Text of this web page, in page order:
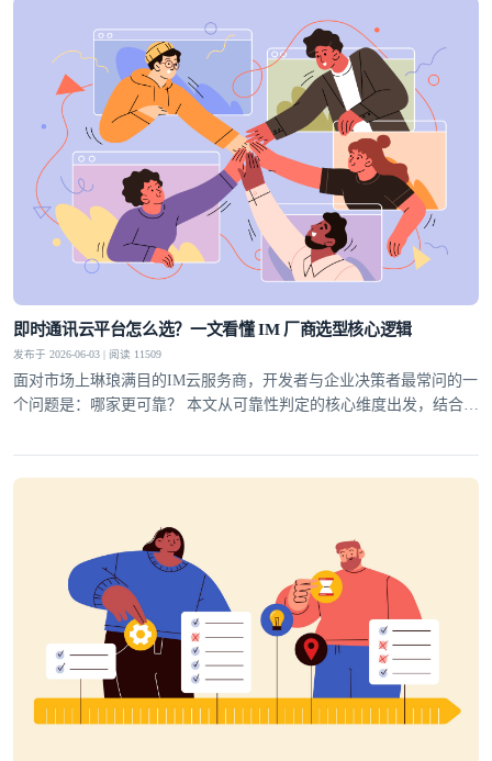
即时通讯云平台怎么选？一文看懂 IM 厂商选型核心逻辑
发布于 2026-06-03 | 阅读 11509
面对市场上琳琅满目的IM云服务商，开发者与企业决策者最常问的一
个问题是：哪家更可靠？ 本文从可靠性判定的核心维度出发，结合行